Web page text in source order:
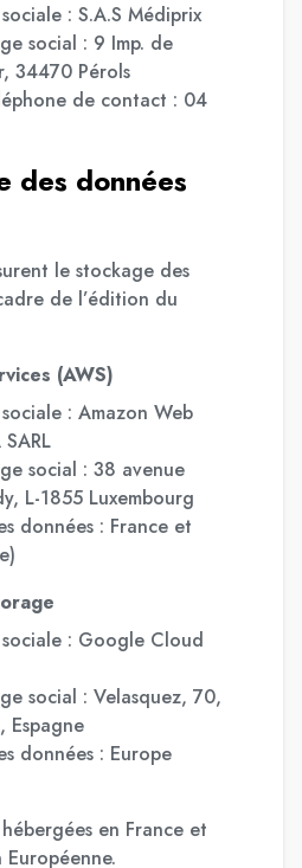
: S.A.S Médiprix
social : 9 Imp. de
34470 Pérols
de contact : 04
des données
le stockage des
de l’édition du
(AWS)
: Amazon Web
social : 38 avenue
L-1855 Luxembourg
données : France et
: Google Cloud
social : Velasquez, 70,
Espagne
données : Europe
en France et
Européenne.